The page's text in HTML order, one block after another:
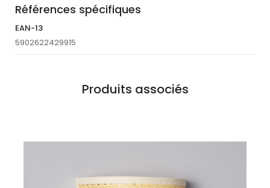
Références spécifiques
EAN-13
5902622429915
Produits associés